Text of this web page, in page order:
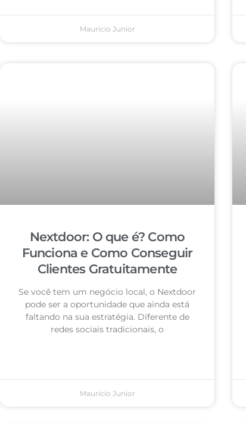
Mauricio Junior
Nextdoor: O que é? Como
Funciona e Como Conseguir
Clientes Gratuitamente
Se você tem um negócio local, o Nextdoor
pode ser a oportunidade que ainda está
faltando na sua estratégia. Diferente de
redes sociais tradicionais, o
Mauricio Junior